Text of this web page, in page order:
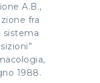
A.B.,
fra
sistema
1988.